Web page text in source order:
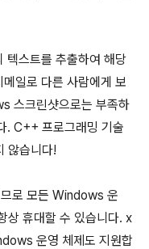
텍스트를 추출하여 해당
일로 다른 사람에게 보
스크린샷으로는 부족하
. C++ 프로그래밍 기술
않습니다!
로 모든 Windows 운
상 휴대할 수 있습니다. x
운영 체제도 지원합